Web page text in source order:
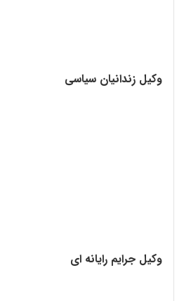
وکیل زندانیان سیاسی
وکیل جرایم رایانه ای